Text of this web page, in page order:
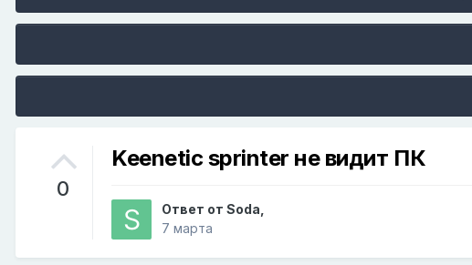
0
Keenetic sprinter не видит ПК
Ответ от Soda
7 марта